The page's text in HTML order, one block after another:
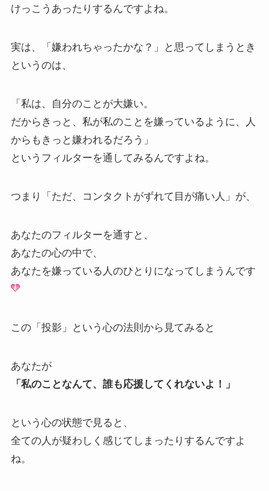
けっこうあったりするんですよね。
実は、「嫌われちゃったかな？」と思ってしまうとき
というのは、
「私は、自分のことが大嫌い。
だからきっと、私が私のことを嫌っているように、人
からもきっと嫌われるだろう」
というフィルターを通してみるんですよね。
つまり「ただ、コンタクトがずれて目が痛い人」が、
あなたのフィルターを通すと、
あなたの心の中で、
あなたを嫌っている人のひとりになってしまうんです
この「投影」という心の法則から見てみると
あなたが
「私のことなんて、誰も応援してくれないよ！」
という心の状態で見ると、
全ての人が疑わしく感じてしまったりするんですよ
ね。